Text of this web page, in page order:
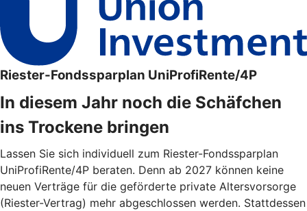
Riester-Fondssparplan UniProfiRente/4P
In diesem Jahr noch die Schäfchen
ins Trockene bringen
Lassen Sie sich individuell zum Riester-Fondssparplan
UniProfiRente/4P beraten. Denn ab 2027 können keine
neuen Verträge für die geförderte private Altersvorsorge
(Riester-Vertrag) mehr abgeschlossen werden. Stattdessen